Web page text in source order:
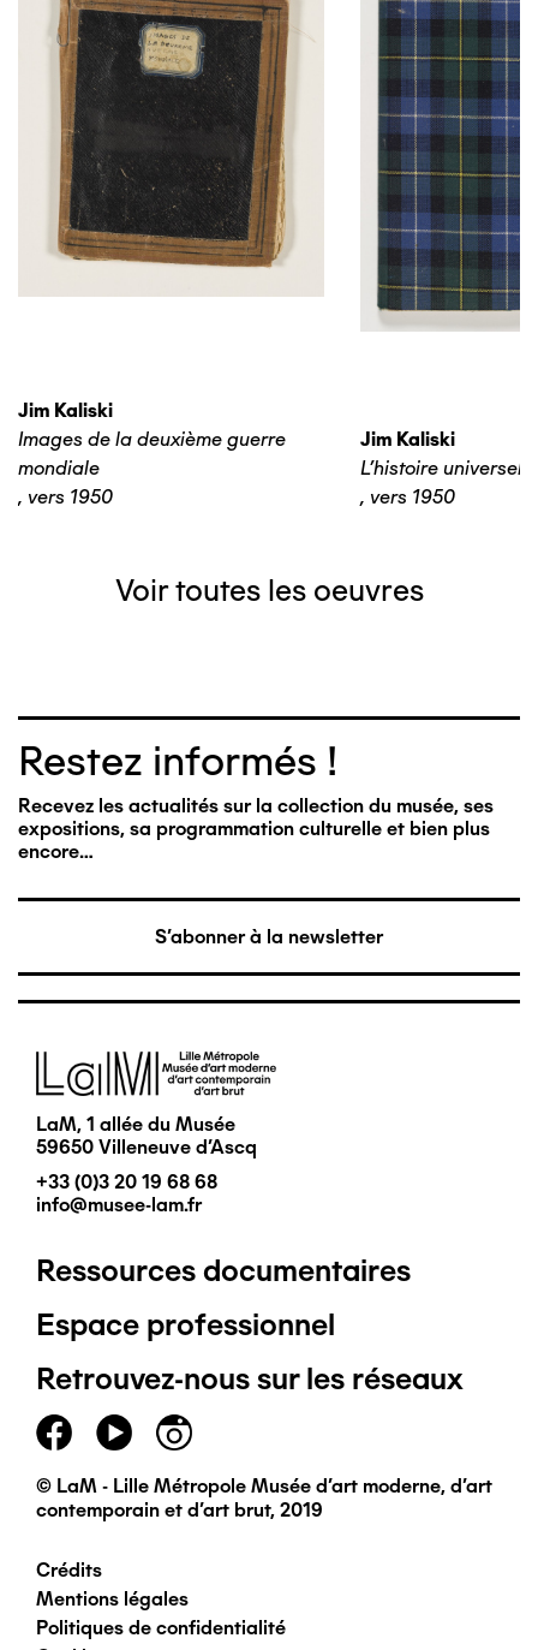
Jim Kaliski
Images de la deuxième guerre
mondiale
, vers 1950
Jim Kaliski
L’histoire universelle
, vers 1950
Voir toutes les oeuvres
Restez informés !
Recevez les actualités sur la collection du musée, ses
expositions, sa programmation culturelle et bien plus
encore…
S'abonner à la newsletter
Image
LaM, 1 allée du Musée
59650 Villeneuve d'Ascq
+33 (0)3 20 19 68 68
info@musee-lam.fr
Pied
de
page
principal
Ressources documentaires
Espace professionnel
Retrouvez-nous sur les réseaux
© LaM - Lille Métropole Musée d'art moderne, d'art
contemporain et d'art brut, 2019
Pied
Crédits
Mentions légales
Politiques de confidentialité